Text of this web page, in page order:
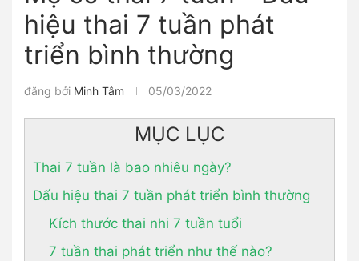
hiệu thai 7 tuần phát
triển bình thường
đăng bởi Minh Tâm 05/03/2022
MỤC LỤC
Thai 7 tuần là bao nhiêu ngày?
Dấu hiệu thai 7 tuần phát triển bình thường
Kích thước thai nhi 7 tuần tuổi
7 tuần thai phát triển như thế nào?